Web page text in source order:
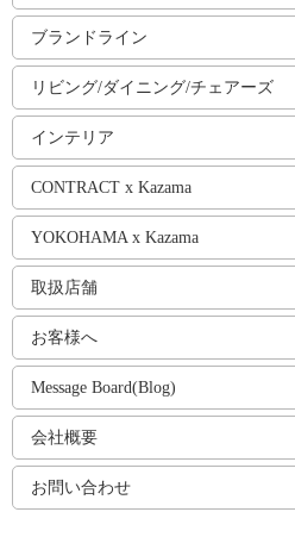
ブランドライン
リビング/ダイニング/チェアーズ
インテリア
CONTRACT x Kazama
YOKOHAMA x Kazama
取扱店舗
お客様へ
Message Board(Blog)
会社概要
お問い合わせ